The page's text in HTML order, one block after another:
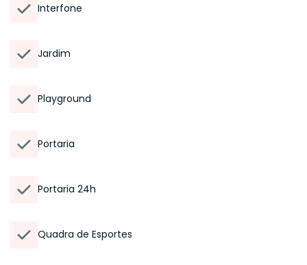
Interfone
Jardim
Playground
Portaria
Portaria 24h
Quadra de Esportes